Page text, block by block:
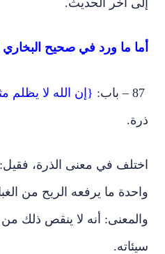
أما ما ورد في صحيح البخاري
{إن الله لا يظلم
ذرة.
اختلف في معنى الذرة،
واحدة ما يرفعه الريح من
والمعنى: أنه لا ينقص ذلك
سيئاته.